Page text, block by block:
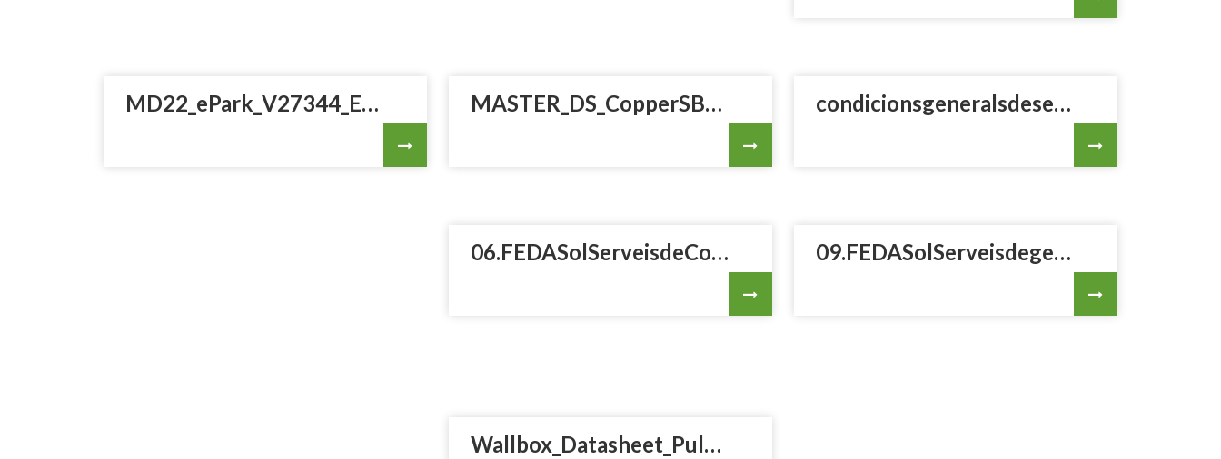
MD22_ePark_V27344_ESdoble.pdf MASTER_DS_CopperSB_ES_20240529.indd.pdf condicionsgeneralsdeserveidecarregacompartida.pdf
06.FEDASolServeisdeCobramentVECondicionsGenerals05062025VF.pdf 09.FEDASolServeisdegestiintegraliCobramentVECondicionsGenerals.pdf
Wallbox_Datasheet_PulsarPro_Shutter_Tethered_ES_b.pdf